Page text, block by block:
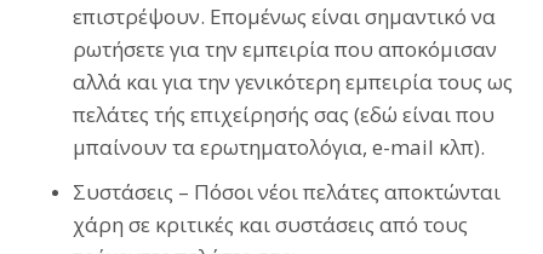
επιστρέψουν. Επομένως είναι σημαντικό να
ρωτήσετε για την εμπειρία που αποκόμισαν
αλλά και για την γενικότερη εμπειρία τους ως
πελάτες τής επιχείρησής σας (εδώ είναι που
μπαίνουν τα ερωτηματολόγια, e-mail κλπ).
Συστάσεις – Πόσοι νέοι πελάτες αποκτώνται
χάρη σε κριτικές και συστάσεις από τους